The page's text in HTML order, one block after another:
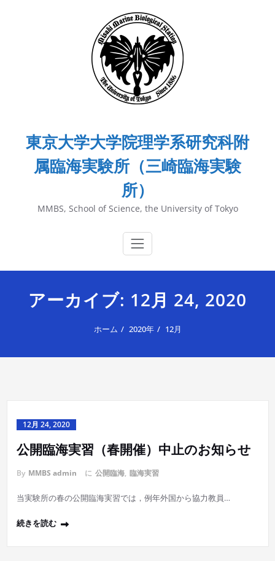
東京大学大学院理学系研究科附
属臨海実験所（三崎臨海実験
所）
MMBS, School of Science, the University of Tokyo
アーカイブ: 12月 24, 2020
ホーム 2020年 12月
12月 24, 2020
公開臨海実習（春開催）中止のお知らせ
By MMBS admin に 公開臨海, 臨海実習
当実験所の春の公開臨海実習では，例年外国から協力教員…
続きを読む